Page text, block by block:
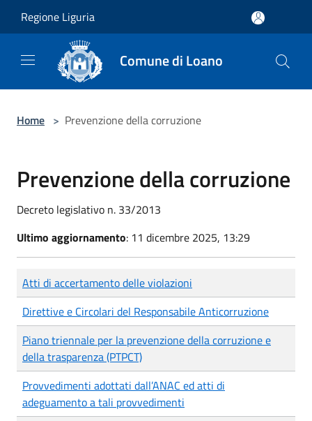
Regione Liguria
Comune di Loano
Home > Prevenzione della corruzione
Prevenzione della corruzione
Decreto legislativo n. 33/2013
Ultimo aggiornamento: 11 dicembre 2025, 13:29
Atti di accertamento delle violazioni
Direttive e Circolari del Responsabile Anticorruzione
Piano triennale per la prevenzione della corruzione e
della trasparenza (PTPCT)
Provvedimenti adottati dall’ANAC ed atti di
adeguamento a tali provvedimenti